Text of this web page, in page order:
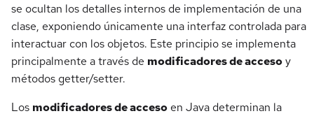
se ocultan los detalles internos de implementación de una
clase, exponiendo únicamente una interfaz controlada para
interactuar con los objetos. Este principio se implementa
principalmente a través de modificadores de accesoy
métodos getter/setter.
Los modificadores de acceso en Java determinan la